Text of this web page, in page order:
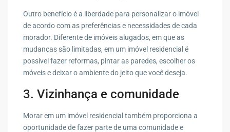
Outro benefício é a liberdade para personalizar o imóvel
de acordo com as preferências e necessidades de cada
morador. Diferente de imóveis alugados, em que as
mudanças são limitadas, em um imóvel residencial é
possível fazer reformas, pintar as paredes, escolher os
móveis e deixar o ambiente do jeito que você deseja.
3. Vizinhança e comunidade
Morar em um imóvel residencial também proporciona a
oportunidade de fazer parte de uma comunidade e